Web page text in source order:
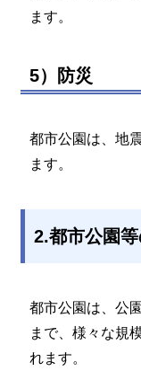
ます。
5）防災
都市公園は、地
ます。
2.都市公園
都市公園は、公
まで、様々な規
れます。